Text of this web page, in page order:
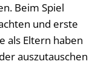
Beim Spiel
und erste
als Eltern haben
auszutauschen